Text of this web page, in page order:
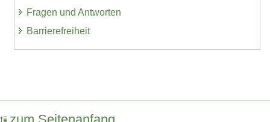
Fragen und Antworten
Barrierefreiheit